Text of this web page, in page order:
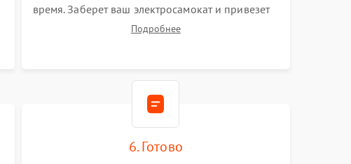
время. Заберет ваш электросамокат и привезет
на склад для диагностики.
Подробнее
6. Готово